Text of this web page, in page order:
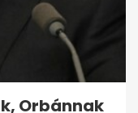
víz
Orbánnak